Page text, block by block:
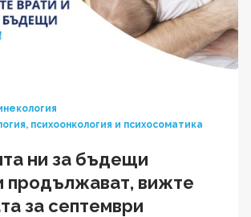
психоонкология и психосоматика
ни за бъдещи
продължават, вижте
за септември